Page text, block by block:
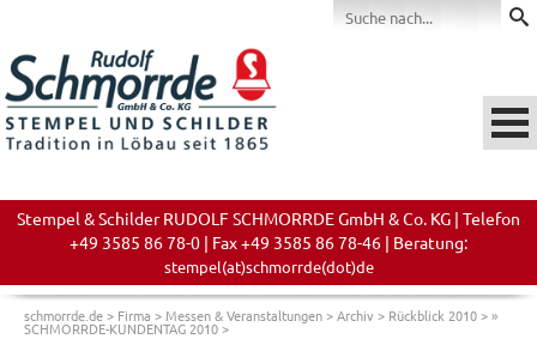
Stempel & Schilder RUDOLF SCHMORRDE GmbH & Co. KG | Telefon
+49 3585 86 78-0 | Fax +49 3585 86 78-46 | Beratung:
stempel(at)schmorrde(dot)de
schmorrde.de> Firma > Messen & Veranstaltungen>Archiv > Rückblick 2010>»
SCHMORRDE-KUNDENTAG 2010>